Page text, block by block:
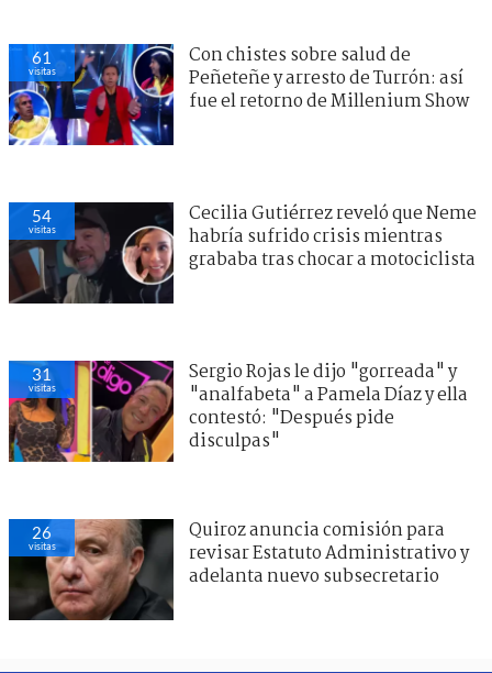
61
visitas
Con chistes sobre salud de
Peñeteñe y arresto de Turrón: así
fue el retorno de Millenium Show
54
visitas
Cecilia Gutiérrez reveló que Neme
habría sufrido crisis mientras
grababa tras chocar a motociclista
31
visitas
Sergio Rojas le dijo "gorreada" y
"analfabeta" a Pamela Díaz y ella
contestó: "Después pide
disculpas"
26
visitas
Quiroz anuncia comisión para
revisar Estatuto Administrativo y
adelanta nuevo subsecretario